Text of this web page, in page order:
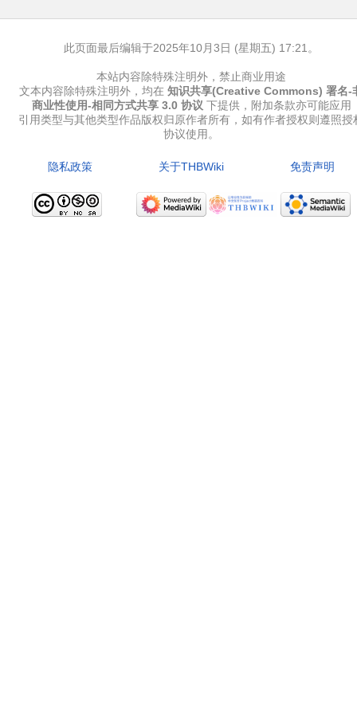
此页面最后编辑于2025年10月3日 (星期五) 17:21。
本站内容除特殊注明外，禁止商业用途
文本内容除特殊注明外，均在 知识共享(Creative Commons) 署名-
商业性使用-相同方式共享 3.0 协议 下提供，附加条款亦可能应用
引用类型与其他类型作品版权归原作者所有，如有作者授权则遵照授
协议使用。
隐私政策 关于THBWiki 免责声明